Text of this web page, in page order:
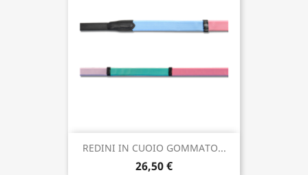
REDINI IN CUOIO GOMMATO...
26,50 €